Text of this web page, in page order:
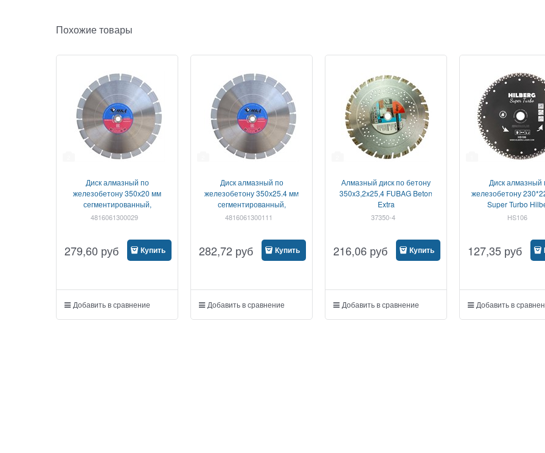
Похожие товары
Диск алмазный по
железобетону 350х20 мм
сегментированный,
Профессионал
4816061300029
279,60 руб Купить
Добавить в сравнение
Диск алмазный по
железобетону 350х25.4 мм
сегментированный,
Профессионал (РБ)
4816061300111
282,72 руб Купить
Добавить в сравнение
Алмазный диск по бетону
350x3,2x25,4 FUBAG Beton
Extra
37350-4
216,06 руб Купить
Добавить в сравнение
Диск алмазный
железобетону
Super Turbo
HS106
127,35 руб
Добавить в